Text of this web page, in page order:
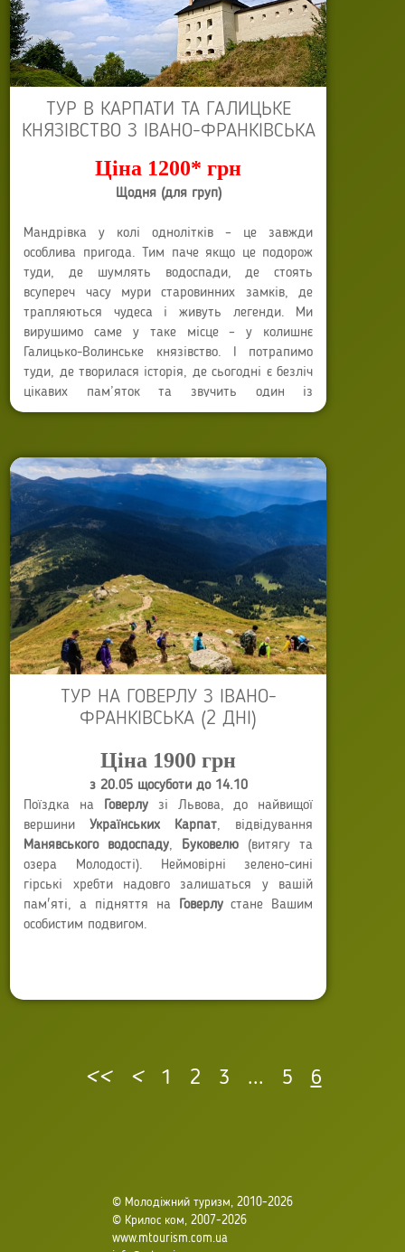
ТУР В КАРПАТИ ТА ГАЛИЦЬКЕ
КНЯЗІВСТВО З ІВАНО-ФРАНКІВСЬКА
Ціна 1200* грн
Щодня (для груп)
Мандрівка у колі однолітків – це завжди
особлива пригода. Тим паче якщо це подорож
туди, де шумлять водоспади, де стоять
всупереч часу мури старовинних замків, де
трапляються чудеса і живуть легенди. Ми
вирушимо саме у таке місце – у колишнє
Галицько-Волинське князівство. І потрапимо
туди, де творилася історія, де сьогодні є безліч
цікавих пам’яток та звучить один із
найповноводніших водоспадів України.
ТУР НА ГОВЕРЛУ З ІВАНО-
ФРАНКІВСЬКА (2 ДНІ)
Ціна 1900 грн
з 20.05 щосуботи до 14.10
Поїздка на Говерлузі Львова, до найвищої
вершини Українських Карпат, відвідування
Манявського водоспаду, Буковелю (витягу та
озера Молодості). Неймовірні зелено-сині
гірські хребти надовго залишаться у вашій
пам'яті, а підняття на Говерлустане Вашим
особистим подвигом.
<< < 1 2 3 ... 5 6
© Молодіжний туризм, 2010-2026
© Крилос ком, 2007-2026
www.mtourism.com.ua